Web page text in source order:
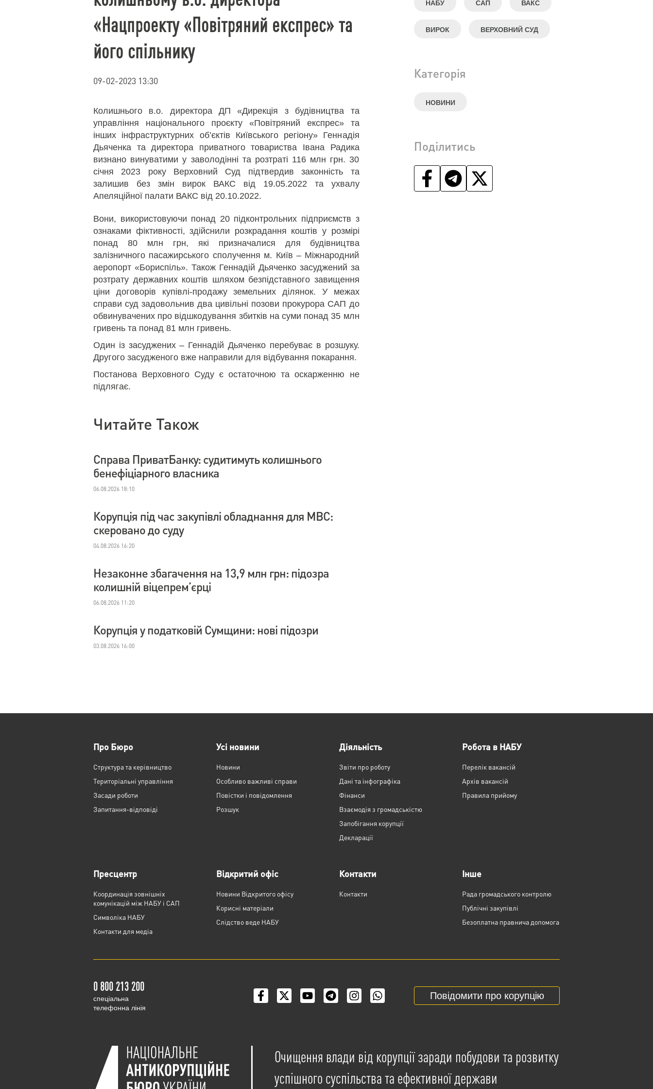
НАБУ САП ВАКС
ВИРОК ВЕРХОВНИЙ СУД
Категорія
НОВИНИ
Поділитись
«Нацпроекту «Повітряний експрес» та
його спільнику
09-02-2023 13:30
Колишнього в.о. директора ДП «Дирекція з будівництва та
управління національного проєкту «Повітряний експрес» та
інших інфраструктурних об’єктів Київського регіону» Геннадія
Дьяченка та директора приватного товариства Івана Радика
визнано винуватими у заволодінні та розтраті 116 млн грн. 30
січня 2023 року Верховний Суд підтвердив законність та
залишив без змін вирок ВАКС від 19.05.2022 та ухвалу
Апеляційної палати ВАКС від 20.10.2022.
Вони, використовуючи понад 20 підконтрольних підприємств з
ознаками фіктивності, здійснили розкрадання коштів у розмірі
понад 80 млн грн, які призначалися для будівництва
залізничного пасажирського сполучення м. Київ – Міжнародний
аеропорт «Бориспіль». Також Геннадій Дьяченко засуджений за
розтрату державних коштів шляхом безпідставного завищення
ціни договорів купівлі-продажу земельних ділянок. У межах
справи суд задовольнив два цивільні позови прокурора САП до
обвинувачених про відшкодування збитків на суми понад 35 млн
гривень та понад 81 млн гривень.
Один із засуджених – Геннадій Дьяченко перебуває в розшуку.
Другого засудженого вже направили для відбування покарання.
Постанова Верховного Суду є остаточною та оскарженню не
підлягає.
Читайте Також
Справа ПриватБанку: судитимуть колишнього
бенефіціарного власника
06.08.2026 18:10
Корупція під час закупівлі обладнання для МВС:
скеровано до суду
04.08.2026 16:20
Незаконне збагачення на 13,9 млн грн: підозра
колишній віцепрем’єрці
06.08.2026 11:20
Корупція у податковій Сумщини: нові підозри
03.08.2026 16:00
Про Бюро
Структура та керівництво
Територіальні управління
Засади роботи
Запитання-відповіді
Усі новини
Новини
Особливо важливі справи
Повістки і повідомлення
Розшук
Діяльність
Звіти про роботу
Дані та інфографіка
Фінанси
Взаємодія з громадськістю
Запобігання корупції
Декларації
Робота в НАБУ
Перелік вакансій
Архів вакансій
Правила прийому
Пресцентр
Координація зовнішніх
комунікацій між НАБУ і САП
Cимволіка НАБУ
Контакти для медіа
Відкритий офіс
Новини Відкритого офісу
Корисні матеріали
Слідство веде НАБУ
Контакти
Контакти
Інше
Рада громадського контролю
Публічні закупівлі
Безоплатна правнича допомога
0 800 213 200
cпеціальна
телефонна лінія
Повідомити про корупцію
Очищення влади від корупції заради побудови та розвитку
успішного суспільства та ефективної держави